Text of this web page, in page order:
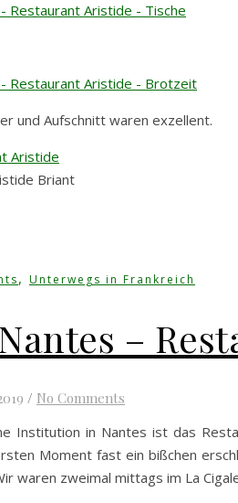
und Aufschnitt waren exzellent.
Aristide
Briant
, Unterwegs in Frankreich
–
/ No Comments
Institution in Nantes ist das
Moment fast ein bißchen
waren zweimal mittags im La